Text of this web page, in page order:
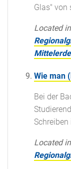
Glas" von
Located in
Mittelerde
Wie man
Bei der
Located in